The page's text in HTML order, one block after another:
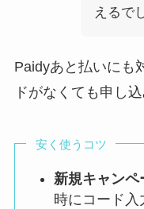
えるで
Paidyあと払いにも
ドがなくても申し込
安く使うコツ
新規キャンペ
時にコード入